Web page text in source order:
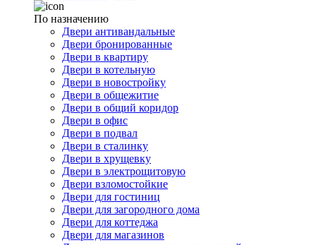
По назначению
Двери антивандальные
Двери бронированные
Двери в квартиру
Двери в котельную
Двери в новостройку
Двери в общежитие
Двери в общий коридор
Двери в офис
Двери в подвал
Двери в сталинку
Двери в хрущевку
Двери в электрощитовую
Двери взломостойкие
Двери для гостиниц
Двери для загородного дома
Двери для коттеджа
Двери для магазинов